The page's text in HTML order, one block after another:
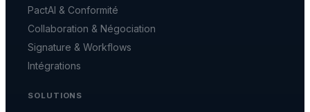
PactAI & Conformité
Collaboration & Négociation
Signature & Workflows
Intégrations
SOLUTIONS